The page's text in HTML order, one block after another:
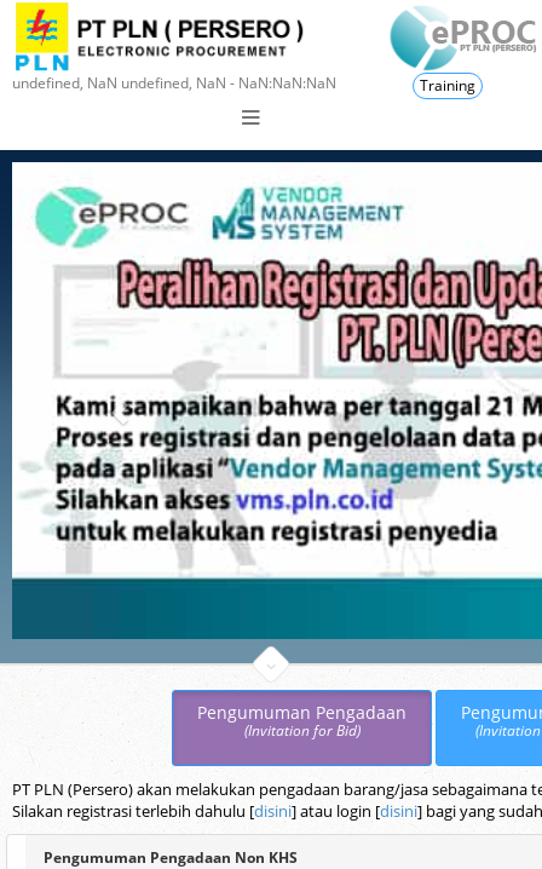
undefined, NaN undefined, NaN - NaN:NaN:NaN Training
Pengumuman Pengadaan
(Invitation for Bid)
PT PLN (Persero) akan melakukan pengadaan barang/jasa
Silakan registrasi terlebih dahulu [disini] atau login [disini] bagi yang
Pengumuman Pengadaan Non KHS